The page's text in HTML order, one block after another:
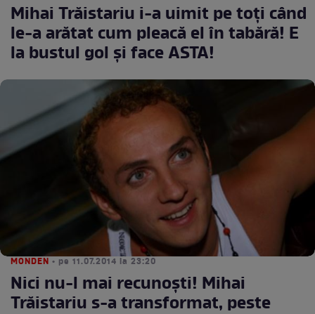
Mihai Trăistariu i-a uimit pe toţi când
le-a arătat cum pleacă el în tabără! E
la bustul gol şi face ASTA!
MONDEN • pe 11.07.2014 la 23:20
Nici nu-l mai recunoşti! Mihai
Trăistariu s-a transformat, peste